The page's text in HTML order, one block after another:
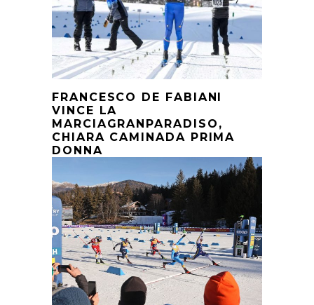
FRANCESCO DE FABIANI
VINCE LA
MARCIAGRANPARADISO,
CHIARA CAMINADA PRIMA
DONNA